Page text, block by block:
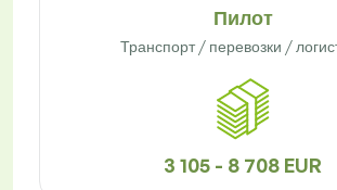
Пилот
Транспорт / перевозки /
3 105 - 8 708 EUR